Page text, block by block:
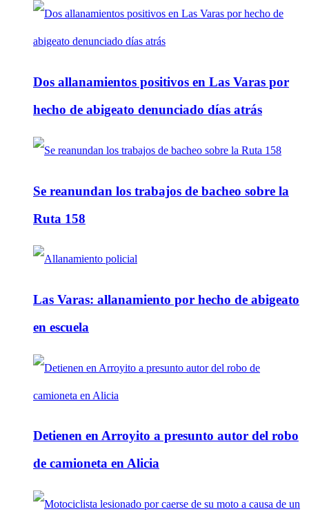
Dos allanamientos positivos en Las Varas por
hecho de abigeato denunciado días atrás
Se reanundan los trabajos de bacheo sobre la
Ruta 158
Las Varas: allanamiento por hecho de abigeato
en escuela
Detienen en Arroyito a presunto autor del robo
de camioneta en Alicia